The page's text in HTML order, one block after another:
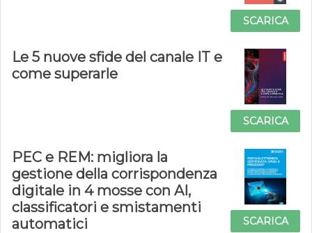
SCARICA
Le 5 nuove sfide del canale IT e
come superarle
SCARICA
PEC e REM: migliora la
gestione della corrispondenza
digitale in 4 mosse con AI,
classificatori e smistamenti
automatici
SCARICA